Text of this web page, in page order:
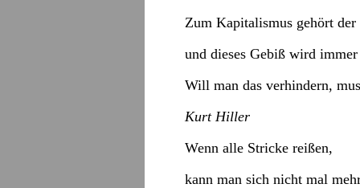
Zum Kapitalismus gehört
und dieses Gebiß wird
Will man das verhindern,
Kurt Hiller
Wenn alle Stricke reißen,
kann man sich nicht mal